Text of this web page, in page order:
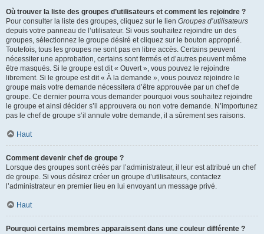
Où trouver la liste des groupes d’utilisateurs et comment les rejoindre ?
Pour consulter la liste des groupes, cliquez sur le lien Groupes d’utilisateurs
depuis votre panneau de l’utilisateur. Si vous souhaitez rejoindre un des
groupes, sélectionnez le groupe désiré et cliquez sur le bouton approprié.
Toutefois, tous les groupes ne sont pas en libre accès. Certains peuvent
nécessiter une approbation, certains sont fermés et d’autres peuvent même
être masqués. Si le groupe est dit « Ouvert », vous pouvez le rejoindre
librement. Si le groupe est dit « À la demande », vous pouvez rejoindre le
groupe mais votre demande nécessitera d’être approuvée par un chef de
groupe. Ce dernier pourra vous demander pourquoi vous souhaitez rejoindre
le groupe et ainsi décider s’il approuvera ou non votre demande. N’importunez
pas le chef de groupe s’il annule votre demande, il a sûrement ses raisons.
Haut
Comment devenir chef de groupe ?
Lorsque des groupes sont créés par l’administrateur, il leur est attribué un chef
de groupe. Si vous désirez créer un groupe d’utilisateurs, contactez
l’administrateur en premier lieu en lui envoyant un message privé.
Haut
Pourquoi certains membres apparaissent dans une couleur différente ?